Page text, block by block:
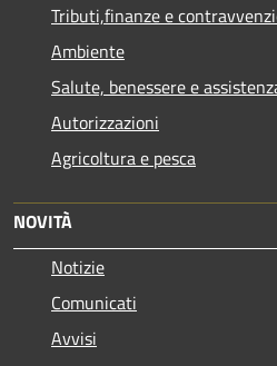
Tributi,finanze e
Ambiente
Salute, benessere e
Autorizzazioni
Agricoltura e pesca
NOVITÀ
Notizie
Comunicati
Avvisi